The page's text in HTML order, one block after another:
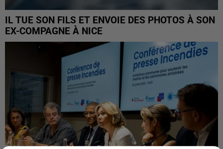
IL TUE SON FILS ET ENVOIE DES PHOTOS À SON
EX-COMPAGNE À NICE